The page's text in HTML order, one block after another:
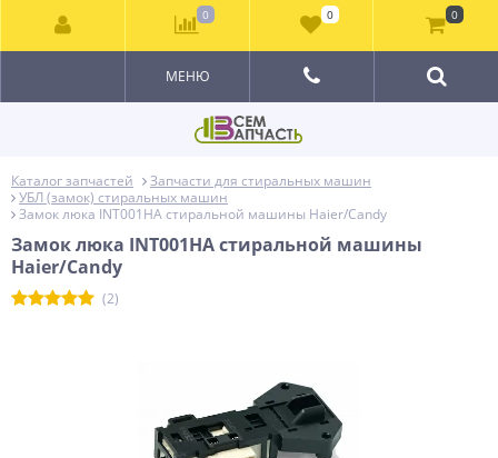
МЕНЮ
Каталог запчастей
Запчасти для стиральных машин
УБЛ (замок) стиральных машин
Замок люка INT001HA стиральной машины Haier/Candy
Замок люка INT001HA стиральной машины
Haier/Candy
(2)
0 0 0